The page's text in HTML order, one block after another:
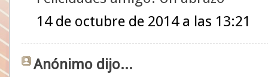
14 de octubre de 2014 a las 13:21
Anónimo dijo...